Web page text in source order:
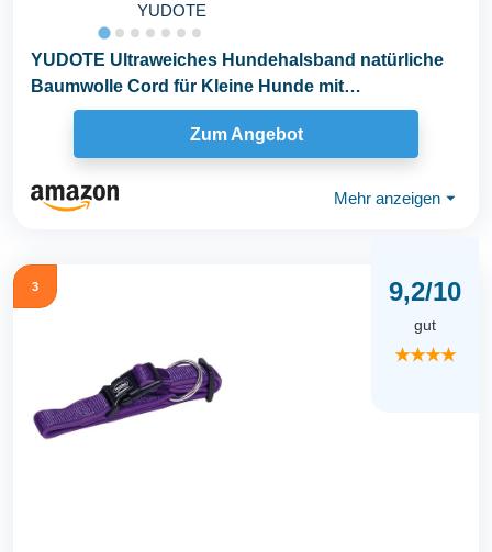
YUDOTE
YUDOTE Ultraweiches Hundehalsband natürliche
Baumwolle Cord für Kleine Hunde mit
empfindlicher...
Zum Angebot
Mehr anzeigen ⏷
3 9,2/10
gut
★★★★